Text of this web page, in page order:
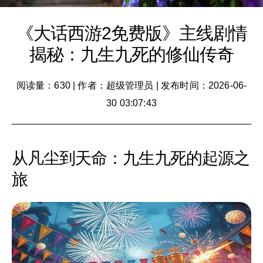
《大话西游2免费版》主线剧情
揭秘：九生九死的修仙传奇
阅读量：630|作者：超级管理员
发布时间：2026-06-
30 03:07:43
从凡尘到天命：九生九死的起源之
旅